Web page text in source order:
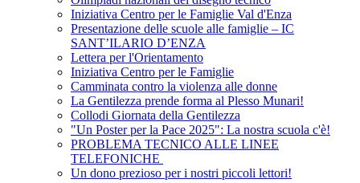
Iniziativa Centro per le Famiglie Val d'Enza
Presentazione delle scuole alle famiglie – IC
SANT’ILARIO D’ENZA
Lettera per l'Orientamento
Iniziativa Centro per le Famiglie
Camminata contro la violenza alle donne
La Gentilezza prende forma al Plesso Munari!
Collodi Giornata della Gentilezza
"Un Poster per la Pace 2025": La nostra scuola c'è!
PROBLEMA TECNICO ALLE LINEE
TELEFONICHE
Un dono prezioso per i nostri piccoli lettori!